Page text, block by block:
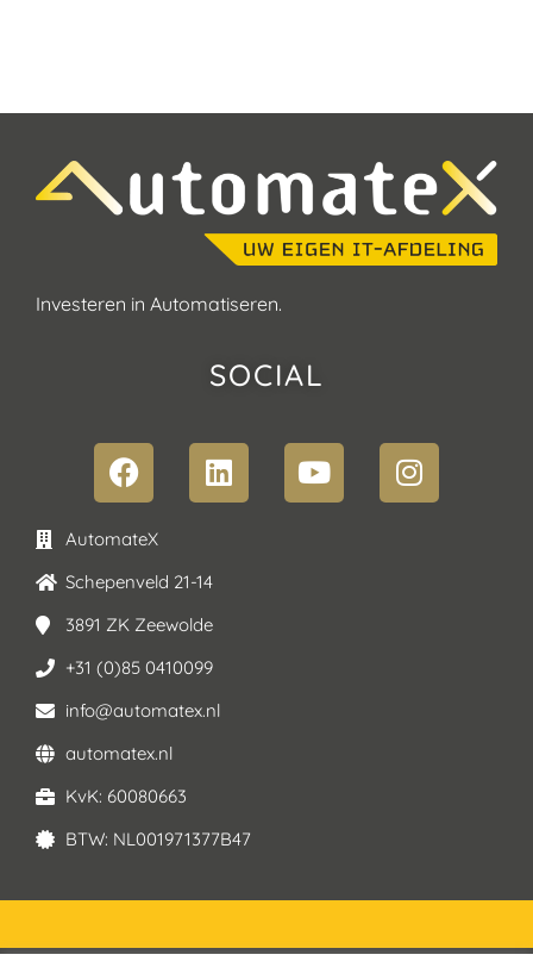
Investeren in Automatiseren.
SOCIAL
AutomateX
Schepenveld 21-14
3891 ZK Zeewolde
+31 (0)85 0410099
info@automatex.nl
automatex.nl
KvK: 60080663
BTW: NL001971377B47